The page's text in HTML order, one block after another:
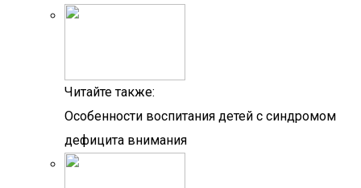
Читайте также:
Особенности воспитания детей с синдромом
дефицита внимания